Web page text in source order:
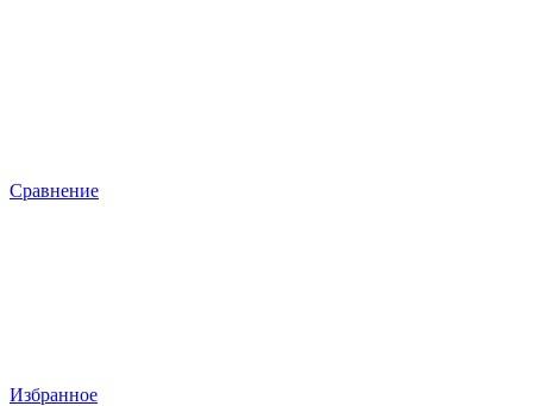
Сравнение
Избранное